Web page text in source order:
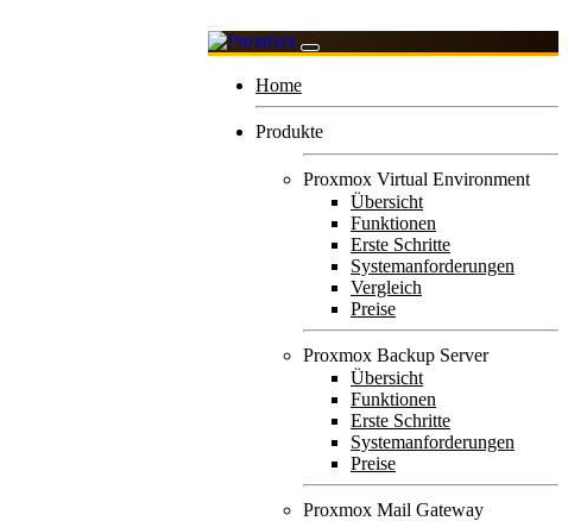
Home
Produkte
Proxmox Virtual Environment
Übersicht
Funktionen
Erste Schritte
Systemanforderungen
Vergleich
Preise
Proxmox Backup Server
Übersicht
Funktionen
Erste Schritte
Systemanforderungen
Preise
Proxmox Mail Gateway